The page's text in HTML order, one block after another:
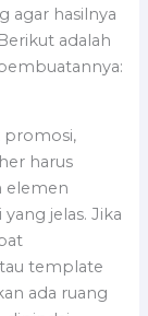
agar hasilnya
adalah
promosi,
harus
elemen
jelas. Jika
template
ada ruang